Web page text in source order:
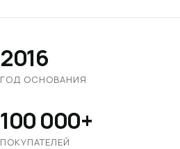
2016
ГОД ОСНОВАНИЯ
100 000+
ПОКУПАТЕЛЕЙ